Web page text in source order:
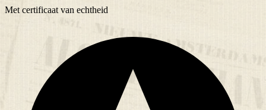
Met certificaat van echtheid